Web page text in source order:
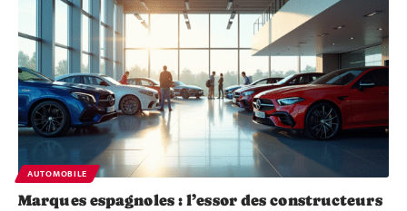
AUTOMOBILE
Marques espagnoles : l’essor des constructeurs